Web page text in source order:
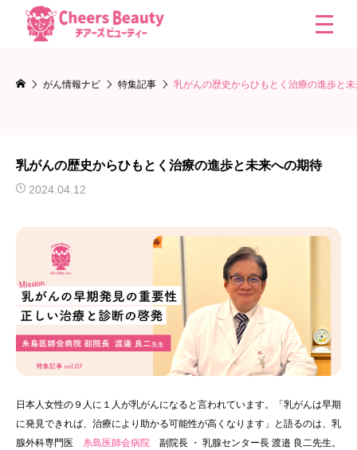
がん情報ナビ 特集記事 乳がんの歴史からひもとく治療の進歩と
乳がんの歴史からひもとく治療の進歩と未来への期待
2024.04.12
日本人女性の９人に１人が乳がんになると言われています。「乳がんは早期
に発見できれば、治療により助かる可能性が高くなります」と語るのは、乳
腺外科専門医 糸島医師会病院 副院長 ・ 乳腺センター長 渡邉 良二先生。